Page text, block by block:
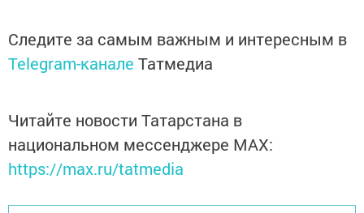
Следите за самым важным и интересным в
Telegram-канале Татмедиа
Читайте новости Татарстана в
национальном мессенджере MАХ:
https://max.ru/tatmedia